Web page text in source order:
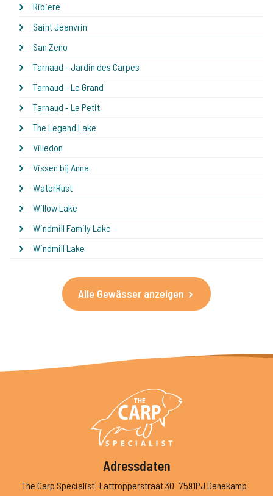
Ribiere
Saint Jeanvrin
San Zeno
Tarnaud - Jardin des Carpes
Tarnaud - Le Grand
Tarnaud - Le Petit
The Legend Lake
Villedon
Vissen bij Anna
WaterRust
Willow Lake
Windmill Family Lake
Windmill Lake
Alle Gewässer anzeigen
Adressdaten
The Carp Specialist Lattropperstraat 30 7591PJ Denekamp